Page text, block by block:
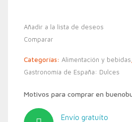
Añadir a la lista de deseos
Comparar
Categorías: Alimentación y bebidas
Gastronomía de España: Dulces
Motivos para comprar en
Envío gratuíto